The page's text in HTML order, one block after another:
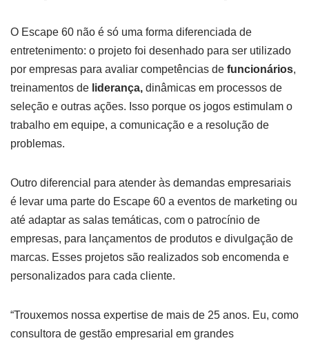
O Escape 60 não é só uma forma diferenciada de
entretenimento: o projeto foi desenhado para ser utilizado
por empresas para avaliar competências de funcionários,
treinamentos de liderança, dinâmicas em processos de
seleção e outras ações. Isso porque os jogos estimulam o
trabalho em equipe, a comunicação e a resolução de
problemas.
Outro diferencial para atender às demandas empresariais
é levar uma parte do Escape 60 a eventos de marketing ou
até adaptar as salas temáticas, com o patrocínio de
empresas, para lançamentos de produtos e divulgação de
marcas. Esses projetos são realizados sob encomenda e
personalizados para cada cliente.
“Trouxemos nossa expertise de mais de 25 anos. Eu, como
consultora de gestão empresarial em grandes